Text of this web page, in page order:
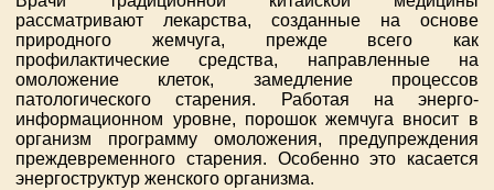
рассматривают лекарства, созданные на основе
природного жемчуга, прежде всего как
профилактические средства, направленные на
омоложение клеток, замедление процессов
патологического старения. Работая на энерго-
информационном уровне, порошок жемчуга вносит в
организм программу омоложения, предупреждения
преждевременного старения. Особенно это касается
энергоструктур женского организма.